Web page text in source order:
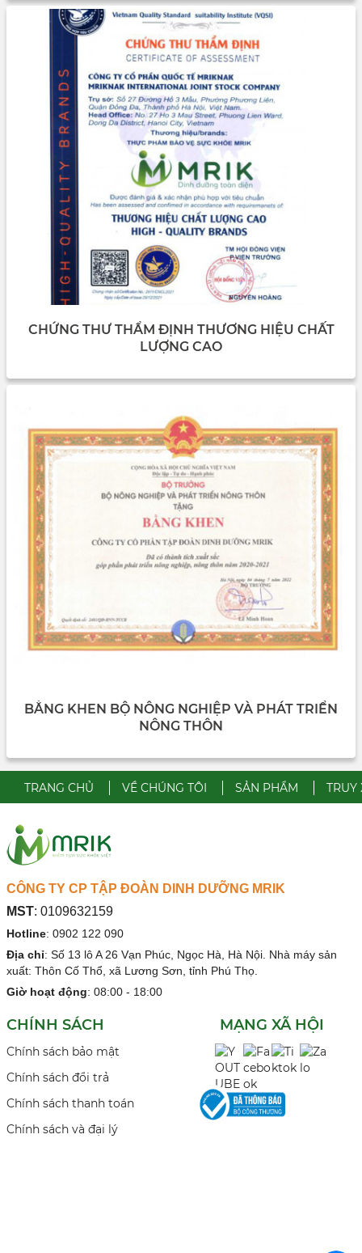
CHỨNG THƯ THẨM ĐỊNH THƯƠNG HIỆU CHẤT
LƯỢNG CAO
BẰNG KHEN BỘ NÔNG NGHIỆP VÀ PHÁT TRIỂN
NÔNG THÔN
TRANG CHỦ VỀ CHÚNG TÔI SẢN PHẨM TRUY
CÔNG TY CP TẬP ĐOÀN DINH DƯỠNG MRIK
MST: 0109632159
Hotline: 0902 122 090
Địa chỉ: Số 13 lô A 26 Vạn Phúc, Ngọc Hà, Hà Nội. Nhà máy sản
xuất: Thôn Cố Thổ, xã Lương Sơn, tỉnh Phú Thọ.
Giờ hoạt động: 08:00 - 18:00
CHÍNH SÁCH
Chính sách bảo mật
Chính sách đổi trả
Chính sách thanh toán
Chính sách và đại lý
MẠNG XÃ HỘI